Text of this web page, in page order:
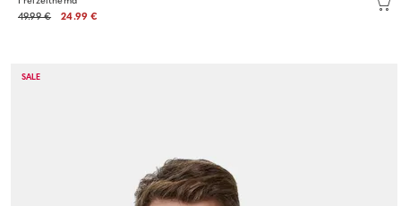
49.99 €
24.99 €
SALE